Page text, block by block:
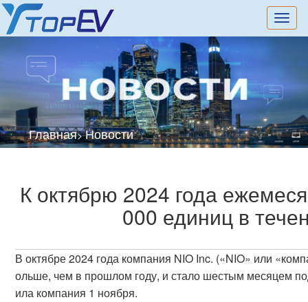
切
换
Главная>Новости
К октябрю 2024 года
000 единиц в
В октябре 2024 года компания NIO Inc. («NIO» или
ольше, чем в прошлом году, и стало шестым месяцем
ила компания 1 ноября.